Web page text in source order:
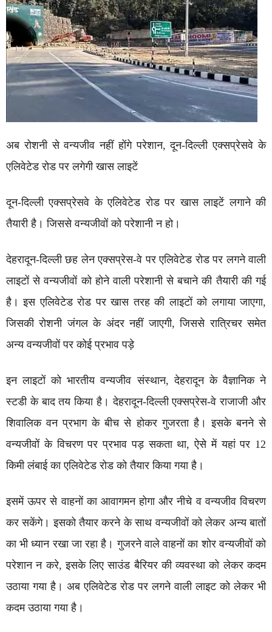
अब रोशनी से वन्यजीव नहीं होंगे परेशान, दून-दिल्ली एक्सप्रेसवे के
एलिवेटेड रोड पर लगेगी खास लाइटें
दून-दिल्ली एक्सप्रेसवे के एलिवेटेड रोड पर खास लाइटें लगाने की
तैयारी है। जिससे वन्यजीवों को परेशानी न हो।
देहरादून-दिल्ली छह लेन एक्सप्रेस-वे पर एलिवेटेड रोड पर लगने वाली
लाइटों से वन्यजीवों को होने वाली परेशानी से बचाने की तैयारी की गई
है। इस एलिवेटेड रोड पर खास तरह की लाइटों को लगाया जाएगा,
जिसकी रोशनी जंगल के अंदर नहीं जाएगी, जिससे रात्रिचर समेत
अन्य वन्यजीवों पर कोई प्रभाव पड़े
इन लाइटों को भारतीय वन्यजीव संस्थान, देहरादून के वैज्ञानिक ने
स्टडी के बाद तय किया है। देहरादून-दिल्ली एक्सप्रेस-वे राजाजी और
शिवालिक वन प्रभाग के बीच से होकर गुजरता है। इसके बनने से
वन्यजीवों के विचरण पर प्रभाव पड़ सकता था, ऐसे में यहां पर 12
किमी लंबाई का एलिवेटेड रोड को तैयार किया गया है।
इसमें ऊपर से वाहनों का आवागमन होगा और नीचे व वन्यजीव विचरण
कर सकेंगे। इसको तैयार करने के साथ वन्यजीवों को लेकर अन्य बातों
का भी ध्यान रखा जा रहा है। गुजरने वाले वाहनों का शोर वन्यजीवों को
परेशान न करे, इसके लिए साउंड बैरियर की व्यवस्था को लेकर कदम
उठाया गया है। अब एलिवेटेड रोड पर लगने वाली लाइट को लेकर भी
कदम उठाया गया है।